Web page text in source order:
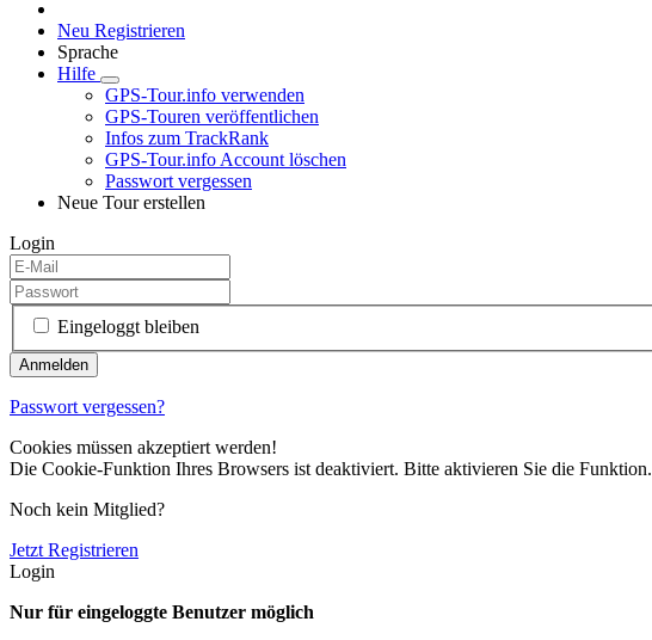
Neu Registrieren
Sprache
Hilfe
GPS-Tour.info verwenden
GPS-Touren veröffentlichen
Infos zum TrackRank
GPS-Tour.info Account löschen
Passwort vergessen
Neue Tour erstellen
Login
Eingeloggt bleiben
Passwort vergessen?
Cookies müssen akzeptiert werden!
Die Cookie-Funktion Ihres Browsers ist deaktiviert. Bitte aktivieren Sie die Funktion.
Noch kein Mitglied?
Jetzt Registrieren
Login
Nur für eingeloggte Benutzer möglich